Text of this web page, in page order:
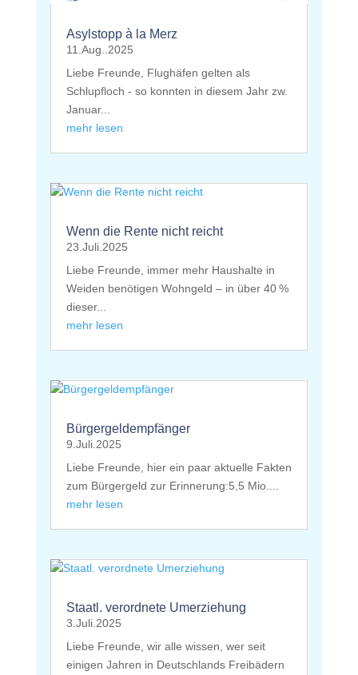
Asylstopp à la Merz
11.Aug..2025
Liebe Freunde, Flughäfen gelten als
Schlupfloch - so konnten in diesem Jahr zw.
Januar...
mehr lesen
Wenn die Rente nicht reicht
23.Juli.2025
Liebe Freunde, immer mehr Haushalte in
Weiden benötigen Wohngeld – in über 40 %
dieser...
mehr lesen
Bürgergeldempfänger
9.Juli.2025
Liebe Freunde, hier ein paar aktuelle Fakten
zum Bürgergeld zur Erinnerung:5,5 Mio....
mehr lesen
Staatl. verordnete Umerziehung
3.Juli.2025
Liebe Freunde, wir alle wissen, wer seit
einigen Jahren in Deutschlands Freibädern